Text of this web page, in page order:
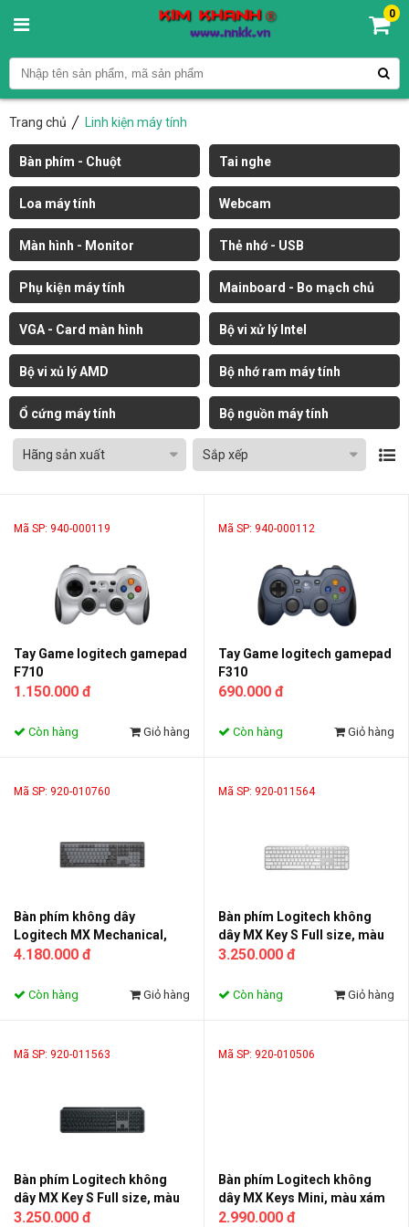
0
Trang chủ Linh kiện máy tính
Bàn phím - Chuột Tai nghe
Loa máy tính Webcam
Màn hình - Monitor Thẻ nhớ - USB
Phụ kiện máy tính Mainboard - Bo mạch chủ
VGA - Card màn hình Bộ vi xử lý Intel
Bộ vi xủ lý AMD Bộ nhớ ram máy tính
Ổ cứng máy tính Bộ nguồn máy tính
Hãng sản xuất Sắp xếp
Mã SP: 940-000119
Tay Game logitech gamepad
F710
1.150.000 đ
Còn hàng Giỏ hàng
Mã SP: 940-000112
Tay Game logitech gamepad
F310
690.000 đ
Còn hàng Giỏ hàng
Mã SP: 920-010760
Bàn phím không dây
Logitech MX Mechanical,
màu than chì (920-010760)
4.180.000 đ
Còn hàng Giỏ hàng
Mã SP: 920-011564
Bàn phím Logitech không
dây MX Key S Full size, màu
xám nhạt (920-011564)
3.250.000 đ
Còn hàng Giỏ hàng
Mã SP: 920-011563
Bàn phím Logitech không
dây MX Key S Full size, màu
than chì (920-011563)
3.250.000 đ
Mã SP: 920-010506
Bàn phím Logitech không
dây MX Keys Mini, màu xám
nhạt (920-010506)
2.990.000 đ